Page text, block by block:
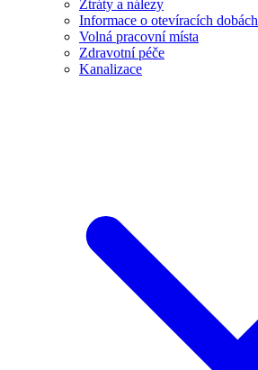
Ztráty a nálezy
Informace o otevíracích dobách
Volná pracovní místa
Zdravotní péče
Kanalizace